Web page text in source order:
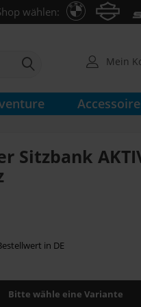
wählen:
Mein
Sitzbank
in DE
Bitte wähle eine Variante